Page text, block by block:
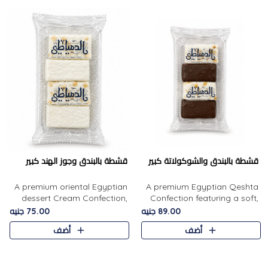
قشطة بالبندق والشوكولاتة كبير
A premium Egyptian Qeshta
Confection featuring a soft,
creamy texture paired with a
rich layer of premium
chocolate and the distinctive
89.00 جنيه
أضف
قشطة بالبندق وجوز الهند كبير
A premium oriental Egyptian
dessert Cream Confection,
featuring a soft, creamy
texture and the distinctive
flavor of roasted hazelnuts.
75.00 جنيه
أضف